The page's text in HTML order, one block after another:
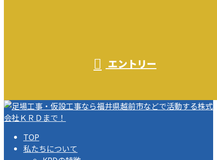
エントリー
TOP
私たちについて